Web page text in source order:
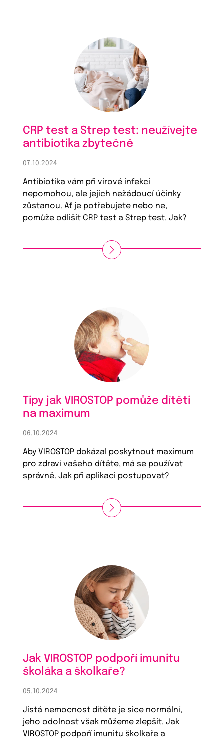
CRP test a Strep test: neužívejte
antibiotika zbytečně
07.10.2024
Antibiotika vám při virové infekci
nepomohou, ale jejich nežádoucí účinky
zůstanou. Ať je potřebujete nebo ne,
pomůže odlišit CRP test a Strep test. Jak?
Tipy jak VIROSTOP pomůže dítěti
na maximum
06.10.2024
Aby VIROSTOP dokázal poskytnout maximum
pro zdraví vašeho dítěte, má se používat
správně. Jak při aplikaci postupovat?
Jak VIROSTOP podpoří imunitu
školáka a školkaře?
05.10.2024
Jistá nemocnost dítěte je sice normální,
jeho odolnost však můžeme zlepšit. Jak
VIROSTOP podpoří imunitu školkaře a